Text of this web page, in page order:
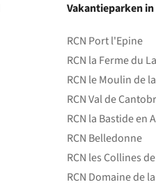
het
park
Vakantieparken
RCN Port l'Epine
RCN la Ferme du
RCN le Moulin de
RCN Val de
RCN la Bastide en
RCN Belledonne
RCN les Collines
RCN Domaine de